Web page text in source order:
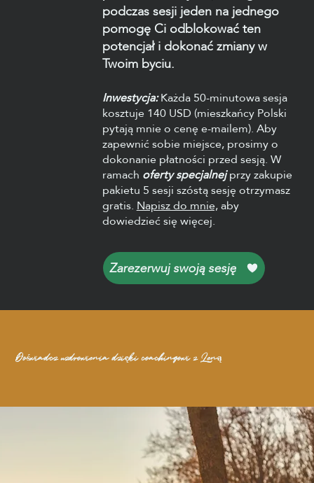
Doświadcz uzdrowienia dzięki coachingowi z Leną
podczas sesji jeden na jednego
pomogę Ci odblokować ten
potencjał i dokonać zmiany w
Twoim byciu.
Inwestycja:Każda 50-minutowa sesja
kosztuje 140 USD (mieszkańcy Polski
pytają mnie o cenę e-mailem). Aby
zapewnić sobie miejsce, prosimy o
dokonanie płatności przed sesją. W
ramach oferty specjalnejprzy zakupie
pakietu 5 sesji szóstą sesję otrzymasz
gratis. Napisz do mnie,aby
dowiedzieć się więcej.
Zarezerwuj swoją sesję